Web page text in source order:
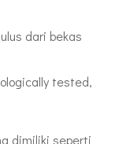
dari bekas
tested,
dimiliki seperti